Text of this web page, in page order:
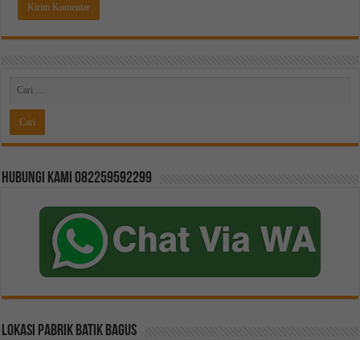
Hubungi kami 082259592299
Lokasi Pabrik Batik Bagus